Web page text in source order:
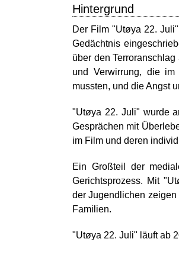
Hintergrund
Der Film "Utøya 22.
Gedächtnis
über den
und Verwirrung, die im
mussten, und die Angst
"Utøya 22. Juli" wurde
Gesprächen mit
im Film und deren
Ein Großteil der
Gerichtsprozess. Mit
der Jugendlichen
Familien.
"Utøya 22. Juli" läuft ab